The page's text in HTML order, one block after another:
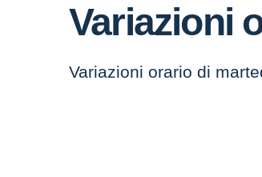
Variazioni
Variazioni orario di